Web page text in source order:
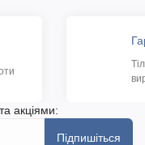
акціями:
Підпишіться